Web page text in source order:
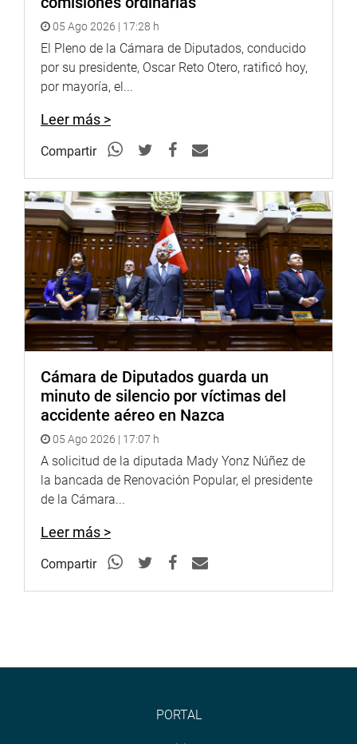
PRENSA-CONGRESO /18-9-17
Puede encontrar más información en nuestra página web
y redes sociales.
http://www.congreso.gob.pe/
Facebook:
fref=ts
Twitter:
https://twitter.com/congresoperu
https://twitter.com/congresoperu
Youtube:http://www.youtube.com/congresoperu
http://www.youtube.com/congresoperu>
Soundcloud:https://soundcloud.com/radiocongreso
https://soundcloud.com/radiocongreso>
Sistema de Archivo Fotográfico (SAF):
http://www4.congreso.gob.pe/fotografia.asp
05 Ago 2026 | 17:28 h
El Pleno de la Cámara de Diputados, conducido
por su presidente, Oscar Reto Otero, ratificó hoy,
por mayoría, el...
Leer más >
Compartir
Cámara de Diputados guarda un
minuto de silencio por víctimas del
accidente aéreo en Nazca
05 Ago 2026 | 17:07 h
A solicitud de la diputada Mady Yonz Núñez de
la bancada de Renovación Popular, el presidente
de la Cámara...
Leer más >
Compartir
PORTAL